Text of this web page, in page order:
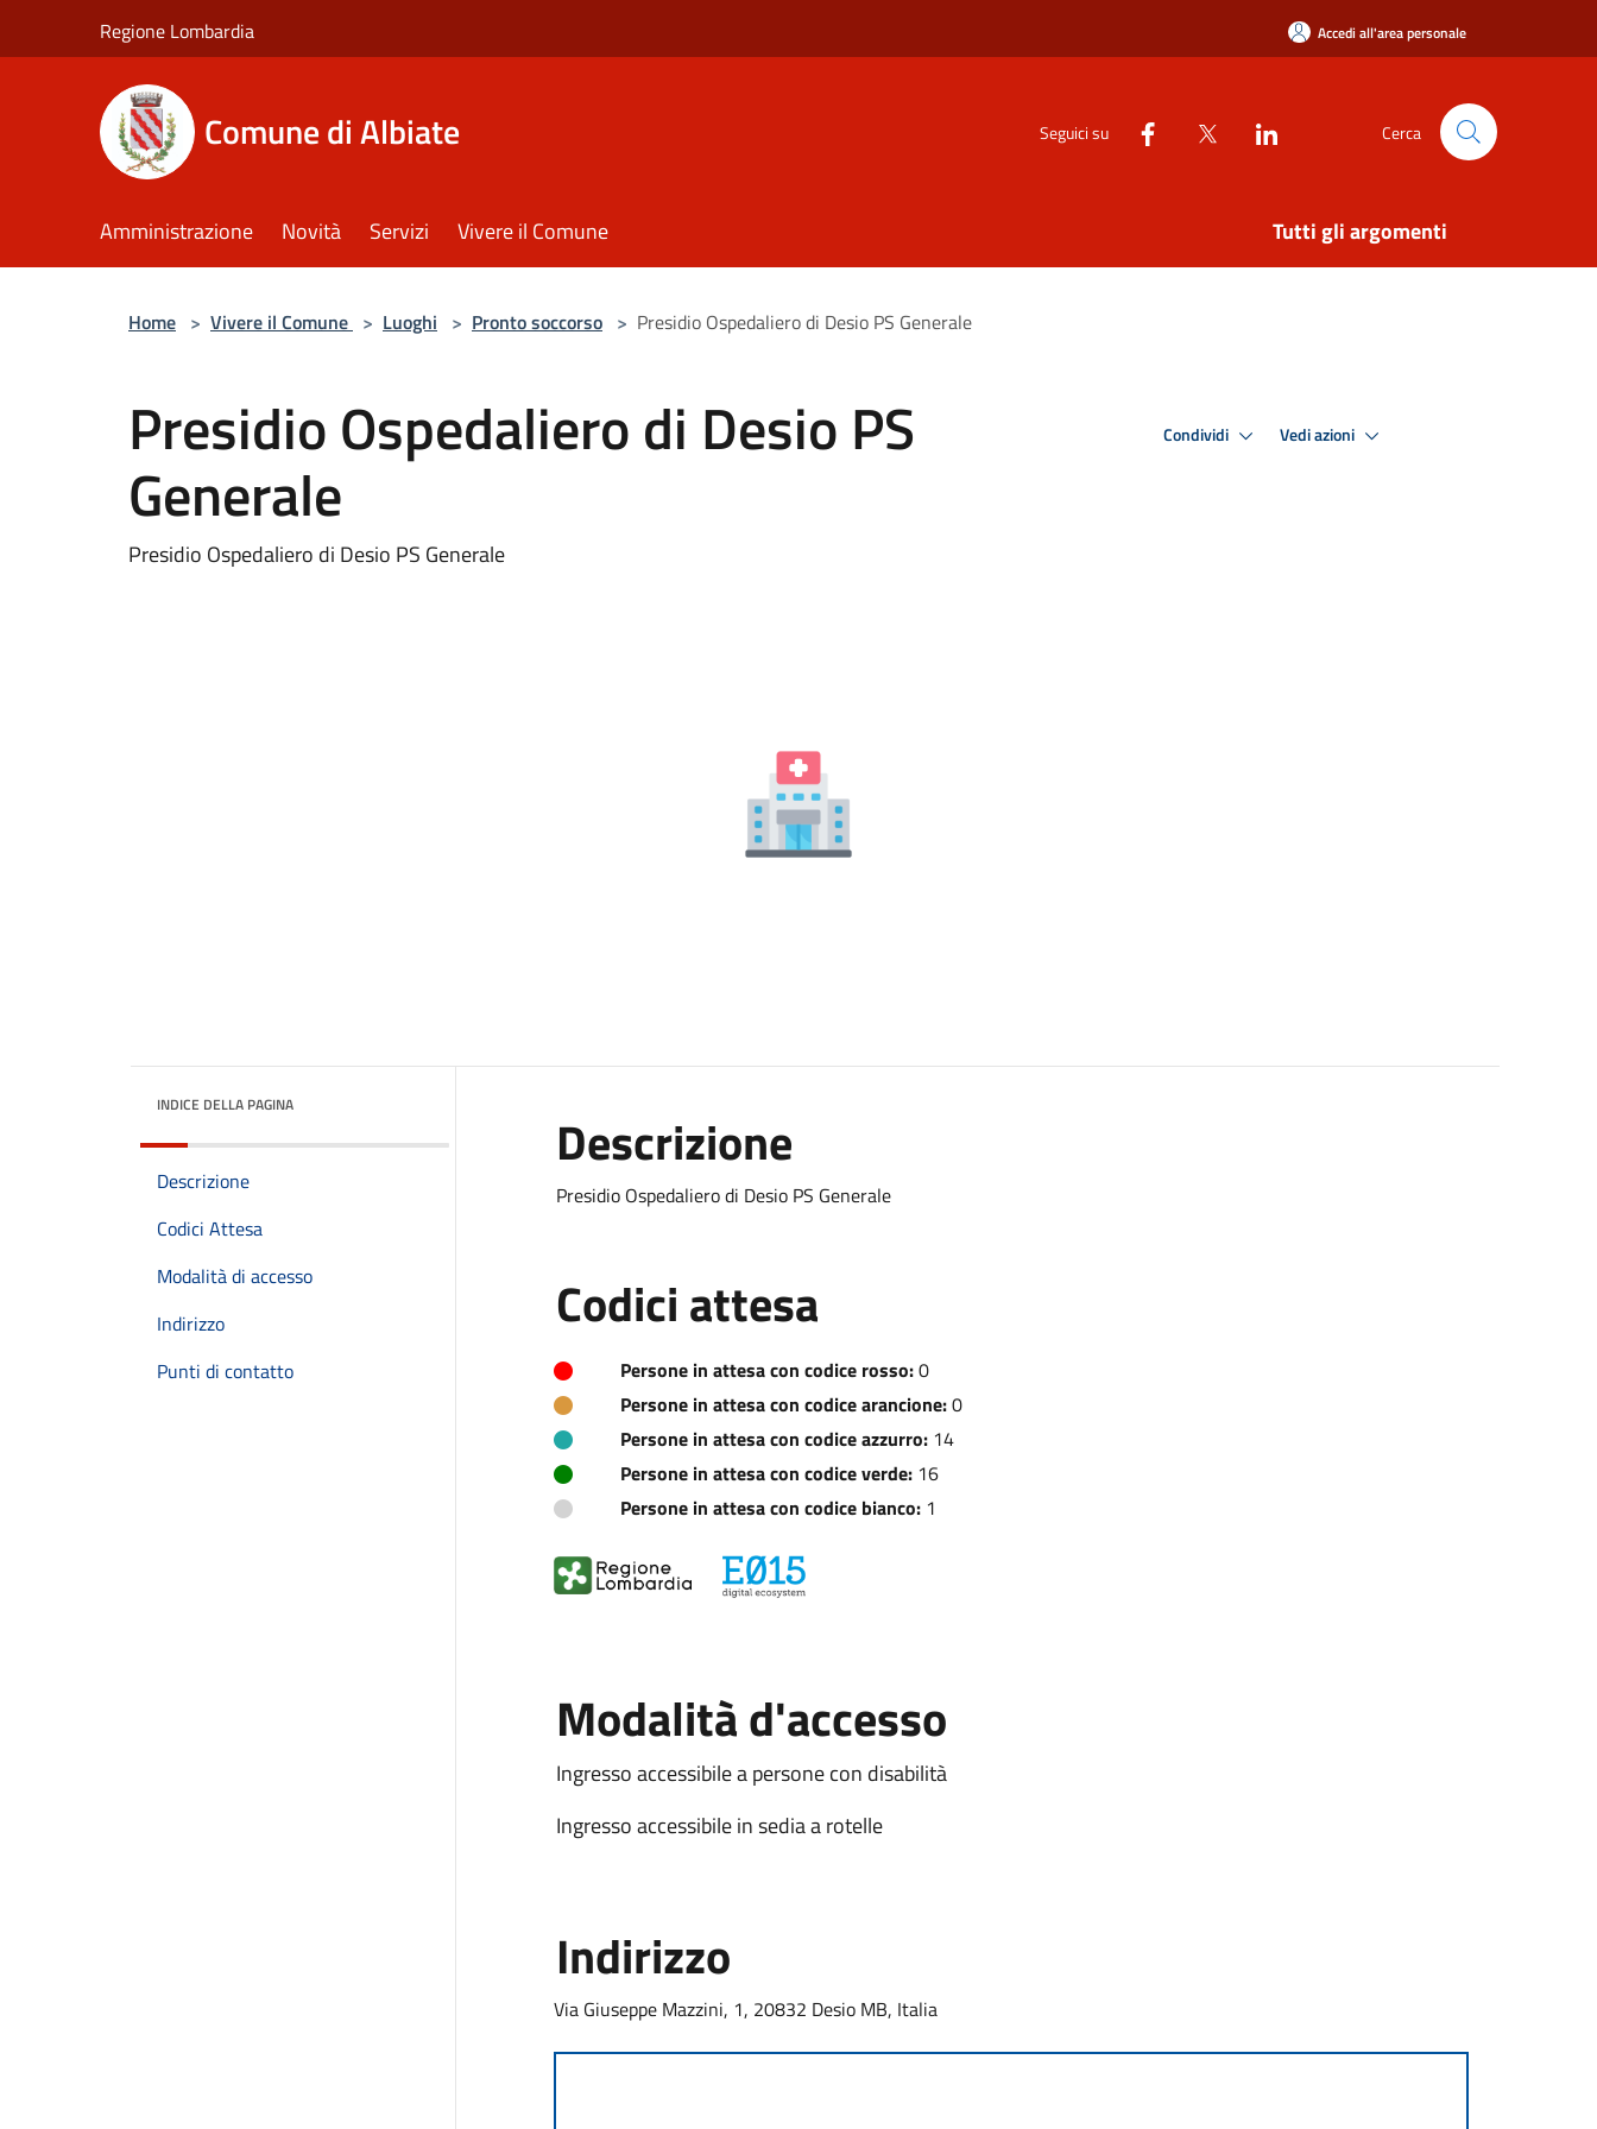
Regione Lombardia Accedi all'area personale
Comune di Albiate Seguici su Cerca
Amministrazione Novità Servizi Vivere il Comune Tutti gli argomenti
Home > Vivere il Comune > Luoghi > Pronto soccorso > Presidio Ospedaliero di Desio PS Generale
Presidio Ospedaliero di Desio PS
Generale
Presidio Ospedaliero di Desio PS Generale
Condividi Vedi azioni
INDICE DELLA PAGINA
Descrizione
Codici Attesa
Modalità di accesso
Indirizzo
Punti di contatto
Descrizione
Presidio Ospedaliero di Desio PS Generale
Codici attesa
Persone in attesa con codice rosso:0
Persone in attesa con codice arancione:0
Persone in attesa con codice azzurro:14
Persone in attesa con codice verde:16
Persone in attesa con codice bianco:1
Modalità d'accesso
Ingresso accessibile a persone con disabilità
Ingresso accessibile in sedia a rotelle
Indirizzo
Via Giuseppe Mazzini, 1, 20832 Desio MB, Italia